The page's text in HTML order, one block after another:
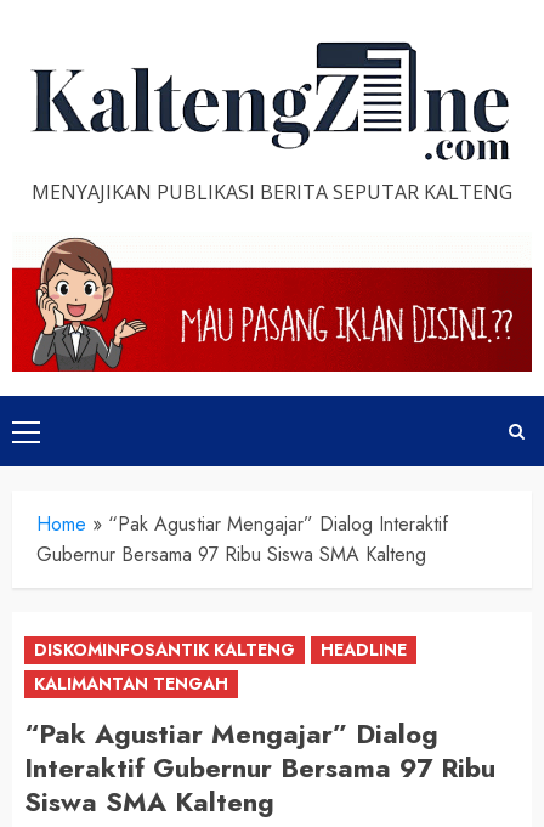
content
MENYAJIKAN PUBLIKASI BERITA SEPUTAR KALTENG
Primary
Menu
Home » “Pak Agustiar Mengajar” Dialog Interaktif
Gubernur Bersama 97 Ribu Siswa SMA Kalteng
DISKOMINFOSANTIK KALTENG
HEADLINE
KALIMANTAN TENGAH
“Pak Agustiar Mengajar” Dialog
Interaktif Gubernur Bersama 97 Ribu
Siswa SMA Kalteng